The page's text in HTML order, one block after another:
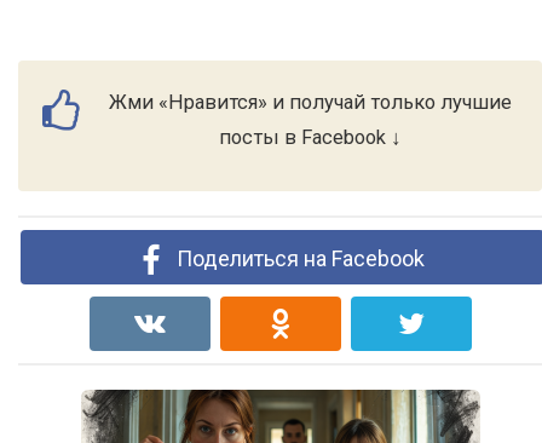
Жми «Нравится» и получай только лучшие
посты в Facebook ↓
Поделиться на Facebook